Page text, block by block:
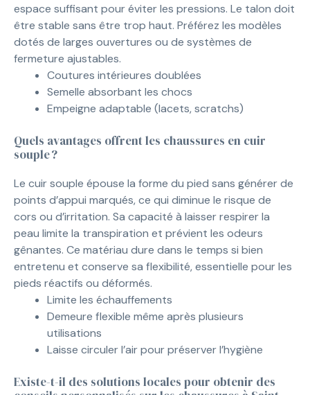
espace suffisant pour éviter les pressions. Le talon doit
être stable sans être trop haut. Préférez les modèles
dotés de larges ouvertures ou de systèmes de
fermeture ajustables.
Coutures intérieures doublées
Semelle absorbant les chocs
Empeigne adaptable (lacets, scratchs)
Quels avantages offrent les chaussures en cuir
souple ?
Le cuir souple épouse la forme du pied sans générer de
points d’appui marqués, ce qui diminue le risque de
cors ou d’irritation. Sa capacité à laisser respirer la
peau limite la transpiration et prévient les odeurs
gênantes. Ce matériau dure dans le temps si bien
entretenu et conserve sa flexibilité, essentielle pour les
pieds réactifs ou déformés.
Limite les échauffements
Demeure flexible même après plusieurs
utilisations
Laisse circuler l’air pour préserver l’hygiène
Existe-t-il des solutions locales pour obtenir des